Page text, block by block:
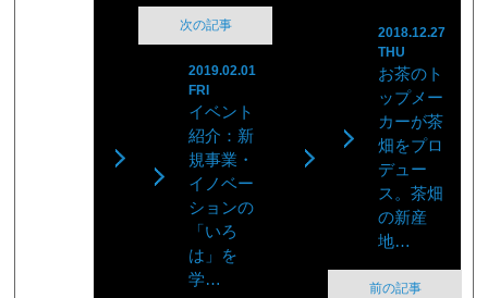
次の記事
2019.02.01
FRI
イベント
紹介：新
規事業・
イノベー
ションの
「いろ
は」を
学…
2018.12.27
THU
お茶のト
ップメー
カーが茶
畑をプロ
デュー
ス。茶畑
の新産
地…
前の記事